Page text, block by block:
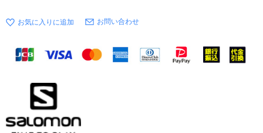
お問い合わせ